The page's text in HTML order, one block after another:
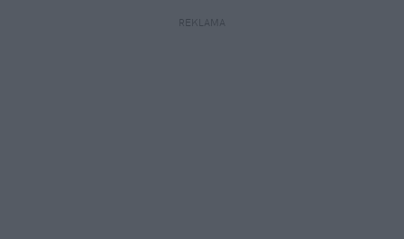
REKLAMA